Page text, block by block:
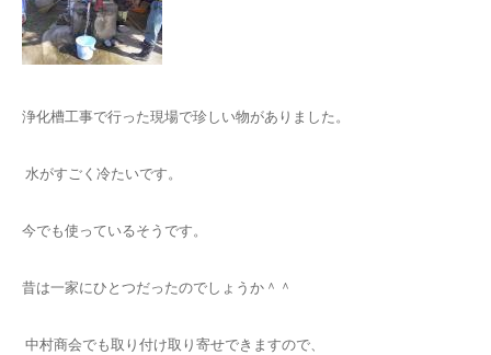
浄化槽工事で行った現場で珍しい物がありました。
水がすごく冷たいです。
今でも使っているそうです。
昔は一家にひとつだったのでしょうか＾＾
中村商会でも取り付け取り寄せできますので、
お知らせ
採用情報
お問合せ